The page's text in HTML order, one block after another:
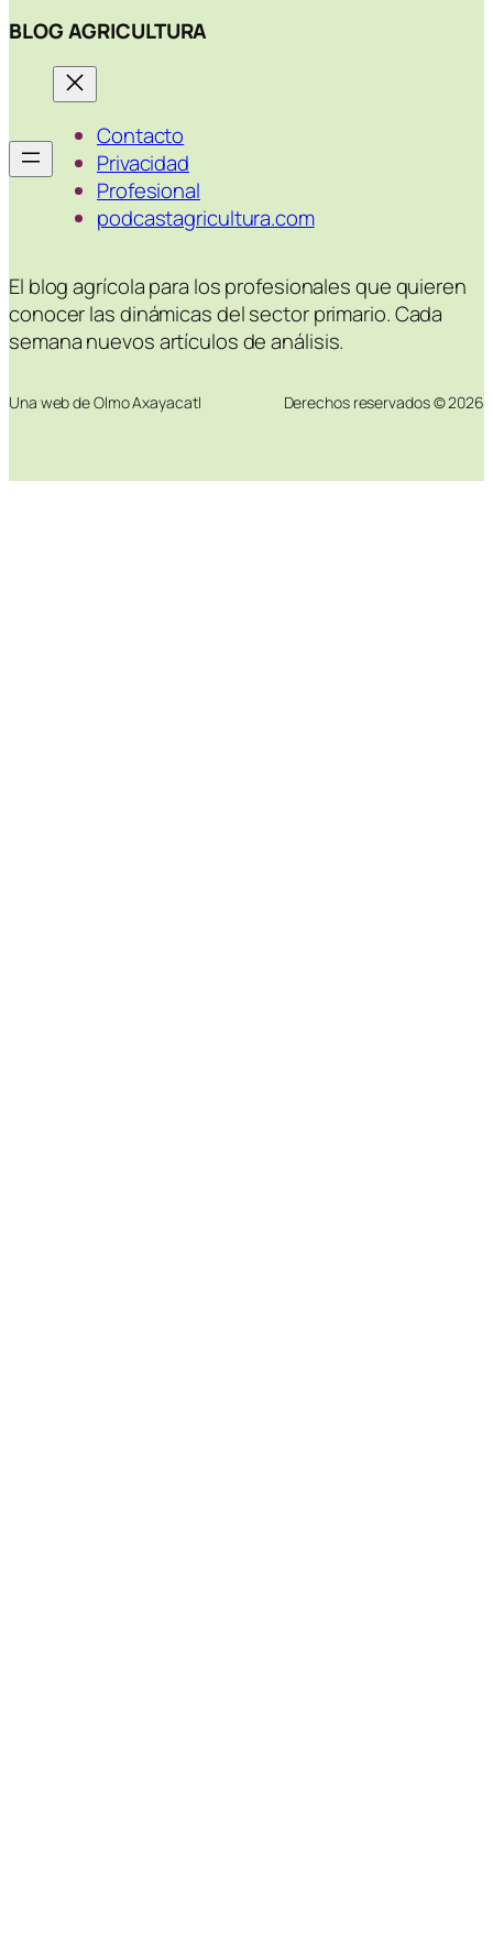
BLOG AGRICULTURA
Contacto
Privacidad
Profesional
podcastagricultura.com
El blog agrícola para los profesionales que quieren
conocer las dinámicas del sector primario. Cada
semana nuevos artículos de análisis.
Una web de Olmo Axayacatl Derechos reservados © 2026